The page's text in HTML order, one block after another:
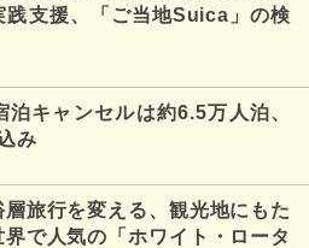
践支援、「ご当地Suica」の検
キャンセルは約6.5万人泊、
み
旅行を変える、観光地にもた
で人気の「ホワイト・ロータ